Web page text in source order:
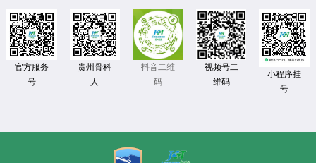
官方服务
号
贵州骨科
人
抖音二维
码
视频号二
维码
小程序挂
号